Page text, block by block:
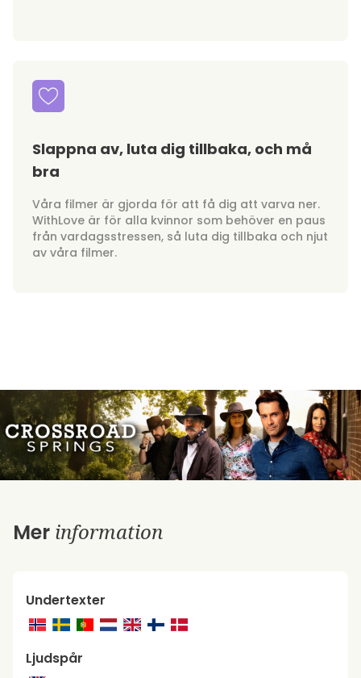
Slappna av, luta dig tillbaka, och må
bra
Våra filmer är gjorda för att få dig att varva ner.
WithLove är för alla kvinnor som behöver en paus
från vardagsstressen, så luta dig tillbaka och njut
av våra filmer.
Mer information
Undertexter
Ljudspår